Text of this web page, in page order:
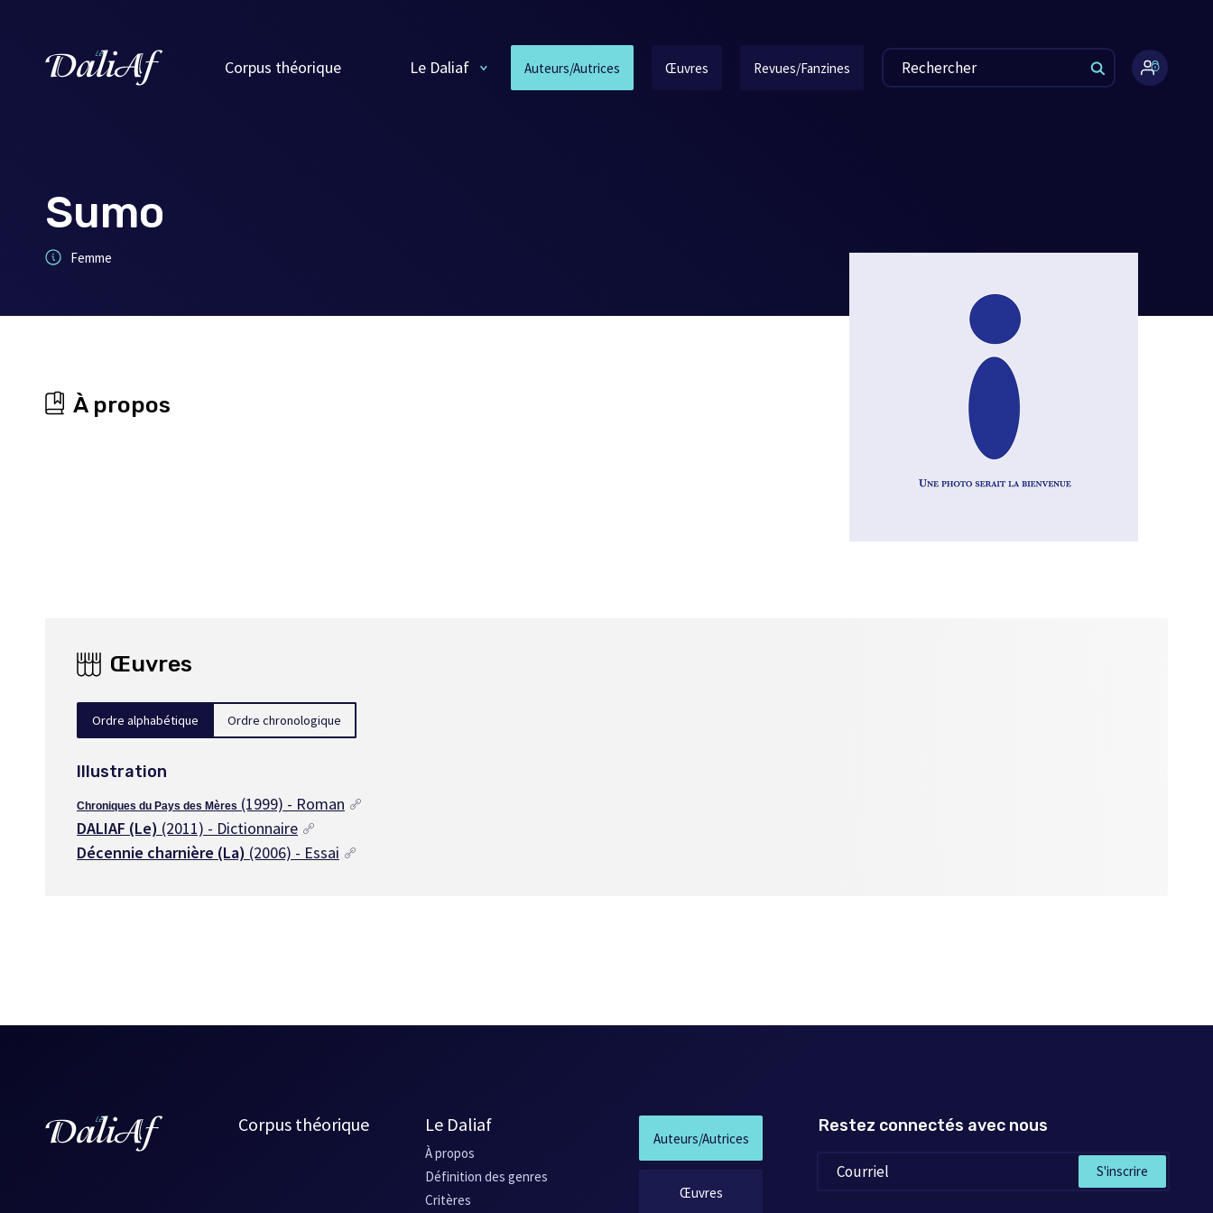
Corpus théorique Le Daliaf Auteurs/Autrices Œuvres Revues/Fanzines
Espace
Sumo
Femme
À propos
Œuvres
Ordre alphabétique Ordre chronologique
Illustration
Chroniques du Pays des Mères (1999) - Roman
DALIAF (Le) (2011) - Dictionnaire
Décennie charnière (La) (2006) - Essai
Corpus théorique Le Daliaf
À propos
Définition des genres
Critères
Auteurs/Autrices
Œuvres
Restez connectés avec nous
S'inscrire